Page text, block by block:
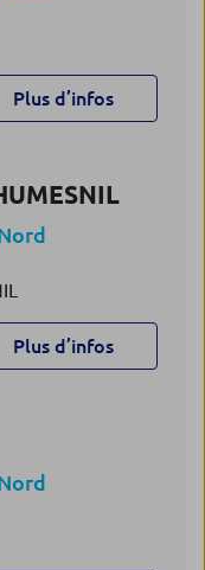
Plus d’infos
Plus d’infos